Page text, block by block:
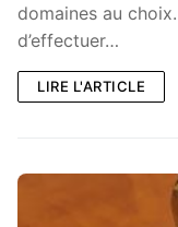
domaines au
d’effectuer…
LIRE L'ARTICLE